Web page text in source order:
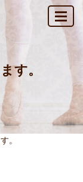
MENU
す。
。